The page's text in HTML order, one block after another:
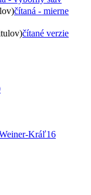
čítaná - mierne
čítané verzie
Kráľ16